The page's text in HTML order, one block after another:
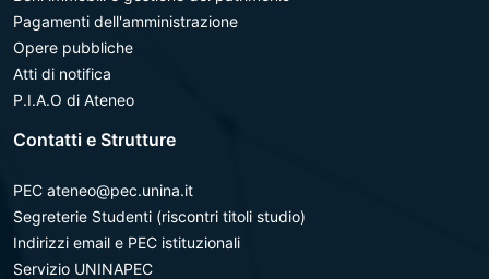
Pagamenti dell'amministrazione
Opere pubbliche
Atti di notifica
P.I.A.O di Ateneo
Contatti e Strutture
PEC ateneo@pec.unina.it
Segreterie Studenti (riscontri titoli studio)
Indirizzi email e PEC istituzionali
Servizio UNINAPEC